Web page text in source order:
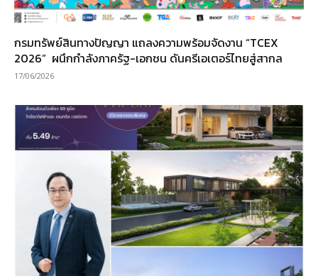
กรมทรัพย์สินทางปัญญา แถลงความพร้อมจัดงาน “TCEX
2026” ผนึกกำลังภาครัฐ-เอกชน ดันครีเอเตอร์ไทยสู่สากล
17/06/2026